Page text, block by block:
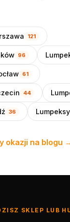
121
96
61
44
36
okazji na blogu
SKLEP LUB